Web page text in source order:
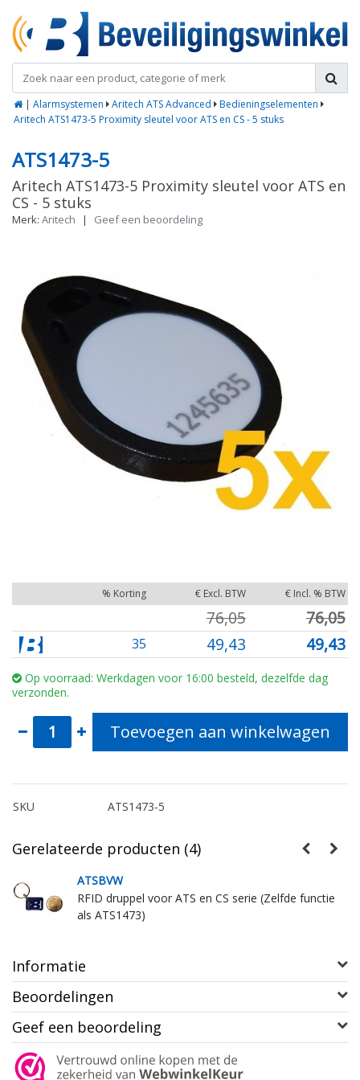
| Alarmsystemen Aritech ATS Advanced
Bedieningselementen
Aritech ATS1473-5 Proximity sleutel voor ATS en CS - 5 stuks
ATS1473-5
Aritech ATS1473-5 Proximity sleutel voor ATS en
CS - 5 stuks
Merk: Aritech | Geef een beoordeling
% Korting € Excl. BTW € Incl. % BTW
76,05 76,05
35 49,43 49,43
Op voorraad: Werkdagen voor 16:00 besteld, dezelfde dag
verzonden.
Toevoegen aan winkelwagen
SKU ATS1473-5
Gerelateerde producten (4)
ATSBVW
RFID druppel voor ATS en CS serie (Zelfde functie
als ATS1473)
Informatie
Beoordelingen
Geef een beoordeling